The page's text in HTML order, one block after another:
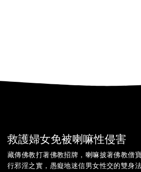
救護婦女免被喇嘛性侵害
藏傳佛教打著佛教招牌，喇嘛披著佛教僧
行邪淫之實，愚癡地迷信男女性交的雙身